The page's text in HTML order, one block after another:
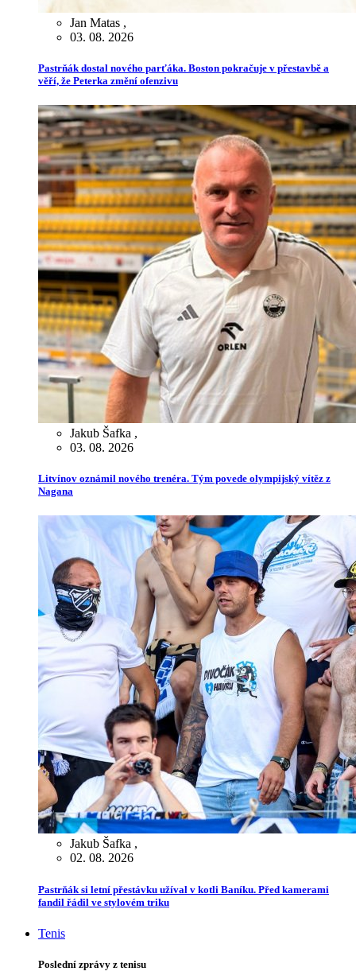
Jan Matas ,
03. 08. 2026
Pastrňák dostal nového parťáka. Boston pokračuje v přestavbě a
věří, že Peterka změní ofenzivu
Jakub Šafka ,
03. 08. 2026
Litvínov oznámil nového trenéra. Tým povede olympijský vítěz z
Nagana
Jakub Šafka ,
02. 08. 2026
Pastrňák si letní přestávku užíval v kotli Baníku. Před kamerami
fandil řádil ve stylovém triku
Tenis
Poslední zprávy z tenisu